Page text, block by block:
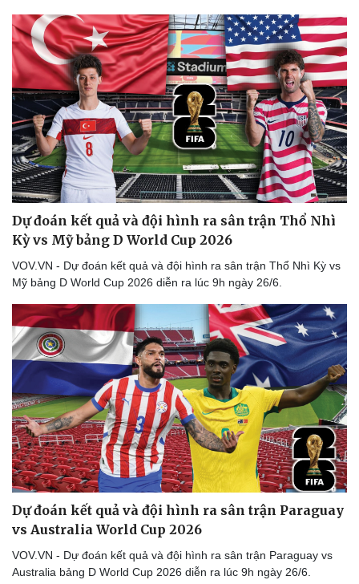
Doanh nghiệp
Thông tin doanh nghiệp
Công nghệ
Sành điệu
Dự đoán kết quả và đội hình ra sân trận Thổ Nhì
Kỳ vs Mỹ bảng D World Cup 2026
VOV.VN - Dự đoán kết quả và đội hình ra sân trận Thổ Nhì Kỳ vs
Mỹ bảng D World Cup 2026 diễn ra lúc 9h ngày 26/6.
Dự đoán kết quả và đội hình ra sân trận Paraguay
vs Australia World Cup 2026
VOV.VN - Dự đoán kết quả và đội hình ra sân trận Paraguay vs
Australia bảng D World Cup 2026 diễn ra lúc 9h ngày 26/6.